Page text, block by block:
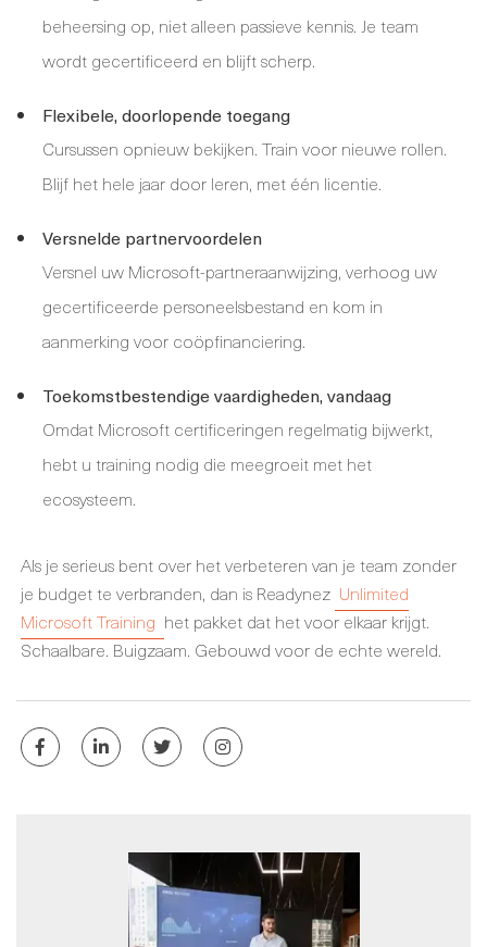
beheersing op, niet alleen passieve kennis. Je team
wordt gecertificeerd en blijft scherp.
Flexibele, doorlopende toegang
Cursussen opnieuw bekijken. Train voor nieuwe rollen.
Blijf het hele jaar door leren, met één licentie.
Versnelde partnervoordelen
Versnel uw Microsoft-partneraanwijzing, verhoog uw
gecertificeerde personeelsbestand en kom in
aanmerking voor coöpfinanciering.
Toekomstbestendige vaardigheden, vandaag
Omdat Microsoft certificeringen regelmatig bijwerkt,
hebt u training nodig die meegroeit met het
ecosysteem.
Als je serieus bent over het verbeteren van je team zonder
je budget te verbranden, dan is Readynez Unlimited
Microsoft Training het pakket dat het voor elkaar krijgt.
Schaalbare. Buigzaam. Gebouwd voor de echte wereld.